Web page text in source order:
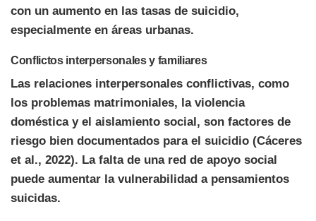
con un aumento en las tasas de suicidio,
especialmente en áreas urbanas.
Conflictos interpersonales y familiares
Las relaciones interpersonales conflictivas, como
los problemas matrimoniales, la violencia
doméstica y el aislamiento social, son factores de
riesgo bien documentados para el suicidio (Cáceres
et al., 2022). La falta de una red de apoyo social
puede aumentar la vulnerabilidad a pensamientos
suicidas.